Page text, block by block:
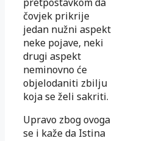
čovjek prikrije
jedan nužni aspekt
neke pojave, neki
drugi aspekt
neminovno će
objelodaniti zbilju
koja se želi sakriti.
Upravo zbog ovoga
se i kaže da Istina